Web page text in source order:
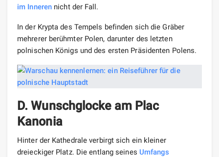
im Inneren nicht der Fall.
In der Krypta des Tempels befinden sich die Gräber
mehrerer berühmter Polen, darunter des letzten
polnischen Königs und des ersten Präsidenten Polens.
D. Wunschglocke am Plac
Kanonia
Hinter der Kathedrale verbirgt sich ein kleiner
dreieckiger Platz. Die entlang seines Umfangs